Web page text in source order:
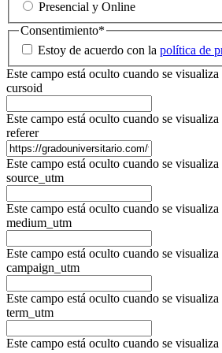
Presencial y Online
Consentimiento*
Estoy de acuerdo con la política de
Este campo está oculto cuando se
cursoid
Este campo está oculto cuando se
referer
Este campo está oculto cuando se
source_utm
Este campo está oculto cuando se
medium_utm
Este campo está oculto cuando se
campaign_utm
Este campo está oculto cuando se
term_utm
Este campo está oculto cuando se